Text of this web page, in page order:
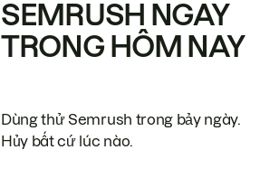
SEMRUSH NGAY
TRONG HÔM NAY
Dùng thử Semrush trong bảy ngày.
Hủy bất cứ lúc nào.